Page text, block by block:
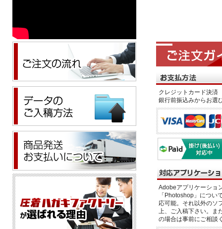
クレジットカード決
銀行前振込みからお選
Adobeアプリケーショ
「Photoshop」につい
応可能。それ以外のソ
上、ご入稿下さい。ま
の場合は事前にご相談